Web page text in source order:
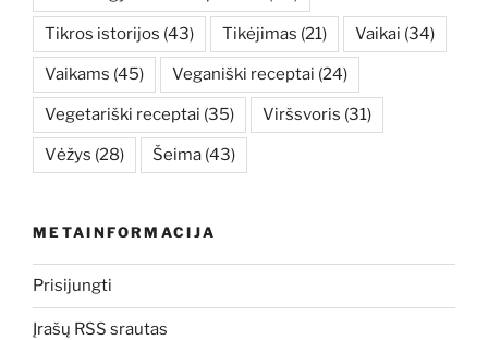
Tikros istorijos (43) Tikėjimas (21) Vaikai (34)
Vaikams (45) Veganiški receptai (24)
Vegetariški receptai (35) Viršsvoris (31)
Vėžys (28) Šeima (43)
METAINFORMACIJA
Prisijungti
Įrašų RSS srautas